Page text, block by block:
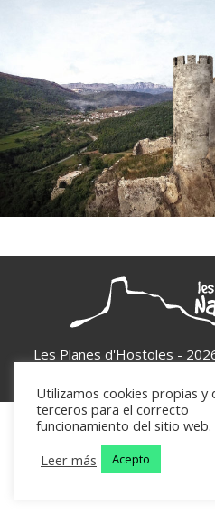
Les Planes d'Hostoles -
Utilizamos cookies propias y
terceros para el correcto
funcionamiento del sitio web.
Leer más
Acepto